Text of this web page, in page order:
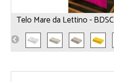
Telo Mare da Lettino - BDSC